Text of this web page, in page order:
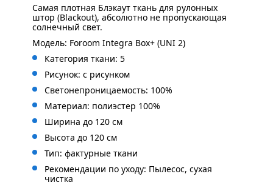
Самая плотная Блэкаут ткань для рулонных
штор (Blackout), абсолютно не пропускающая
солнечный свет.
Модель: Foroom Integra Box+ (UNI 2)
Категория ткани: 5
Рисунок: с рисунком
Светонепроницаемость: 100%
Материал: полиэстер 100%
Ширина до 120 см
Высота до 120 см
Тип: фактурные ткани
Рекомендации по уходу: Пылесос, сухая
чистка